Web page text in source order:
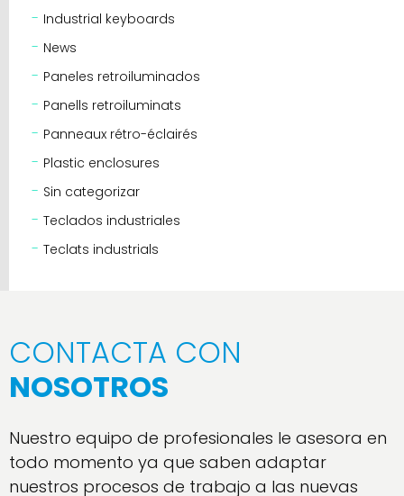
Industrial keyboards
News
Paneles retroiluminados
Panells retroiluminats
Panneaux rétro-éclairés
Plastic enclosures
Sin categorizar
Teclados industriales
Teclats industrials
CONTACTA CON
NOSOTROS
Nuestro equipo de profesionales le asesora en
todo momento ya que saben adaptar
nuestros procesos de trabajo a las nuevas